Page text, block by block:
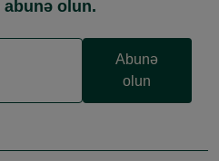
olun.
Abunə
olun